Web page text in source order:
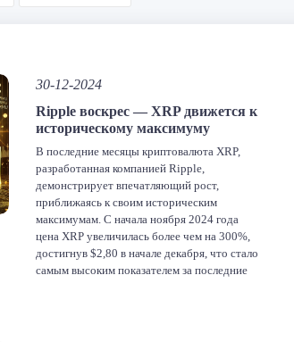
30-12-2024
Ripple воскрес — XRP движется к
историческому максимуму
В последние месяцы криптовалюта XRP,
разработанная компанией Ripple,
демонстрирует впечатляющий рост,
приближаясь к своим историческим
максимумам. С начала ноября 2024 года
цена XRP увеличилась более чем на 300%,
достигнув $2,80 в начале декабря, что стало
самым высоким показателем за последние